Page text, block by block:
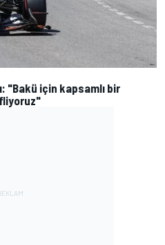
"Bakü için kapsamlı bir